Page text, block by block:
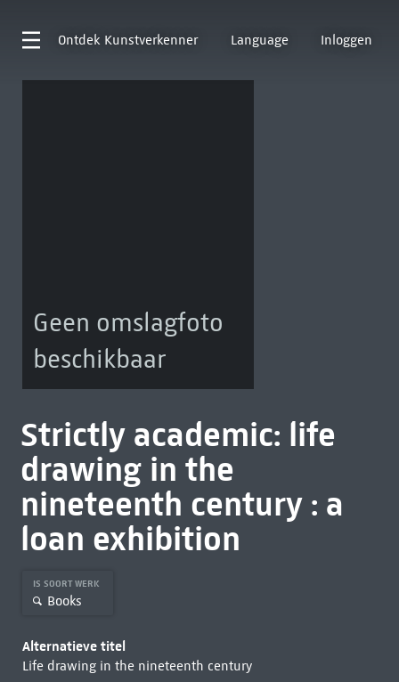
Ontdek Kunstverkenner Language Inloggen
Geen omslagfoto
beschikbaar
Strictly academic: life
drawing in the
nineteenth century : a
loan exhibition
IS SOORT WERK
Books
Alternatieve titel
Life drawing in the nineteenth century